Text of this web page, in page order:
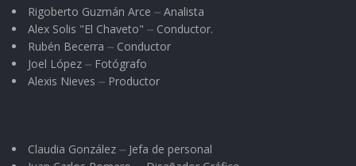
Rigoberto Guzmán Arce ⏤ Analista
Alex Solis "El Chaveto" ⏤ Conductor.
Rubén Becerra ⏤ Conductor
Joel López ⏤ Fotógrafo
Alexis Nieves ⏤ Productor
Claudia González ⏤ Jefa de personal